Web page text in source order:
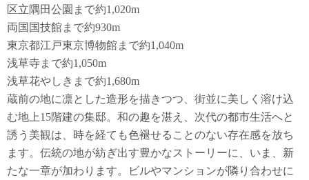
区立隅田公園まで約1,020m
両国国技館まで約930m
東京都江戸東京博物館まで約1,040m
浅草寺まで約1,050m
浅草花やしきまで約1,680m
蔵前の地に凛とした造形を描きつつ、街並に美しく溶け込
む地上15階建の集邸。和の趣を湛え、次代の都市生活へと
誘う美観は、時を経ても色褪せることのない存在感を放ち
ます。伝統の地が紡ぎ出す豊かなストーリーに、いま、新
たな一章が加わります。ビルやマンションが隣り合わせに